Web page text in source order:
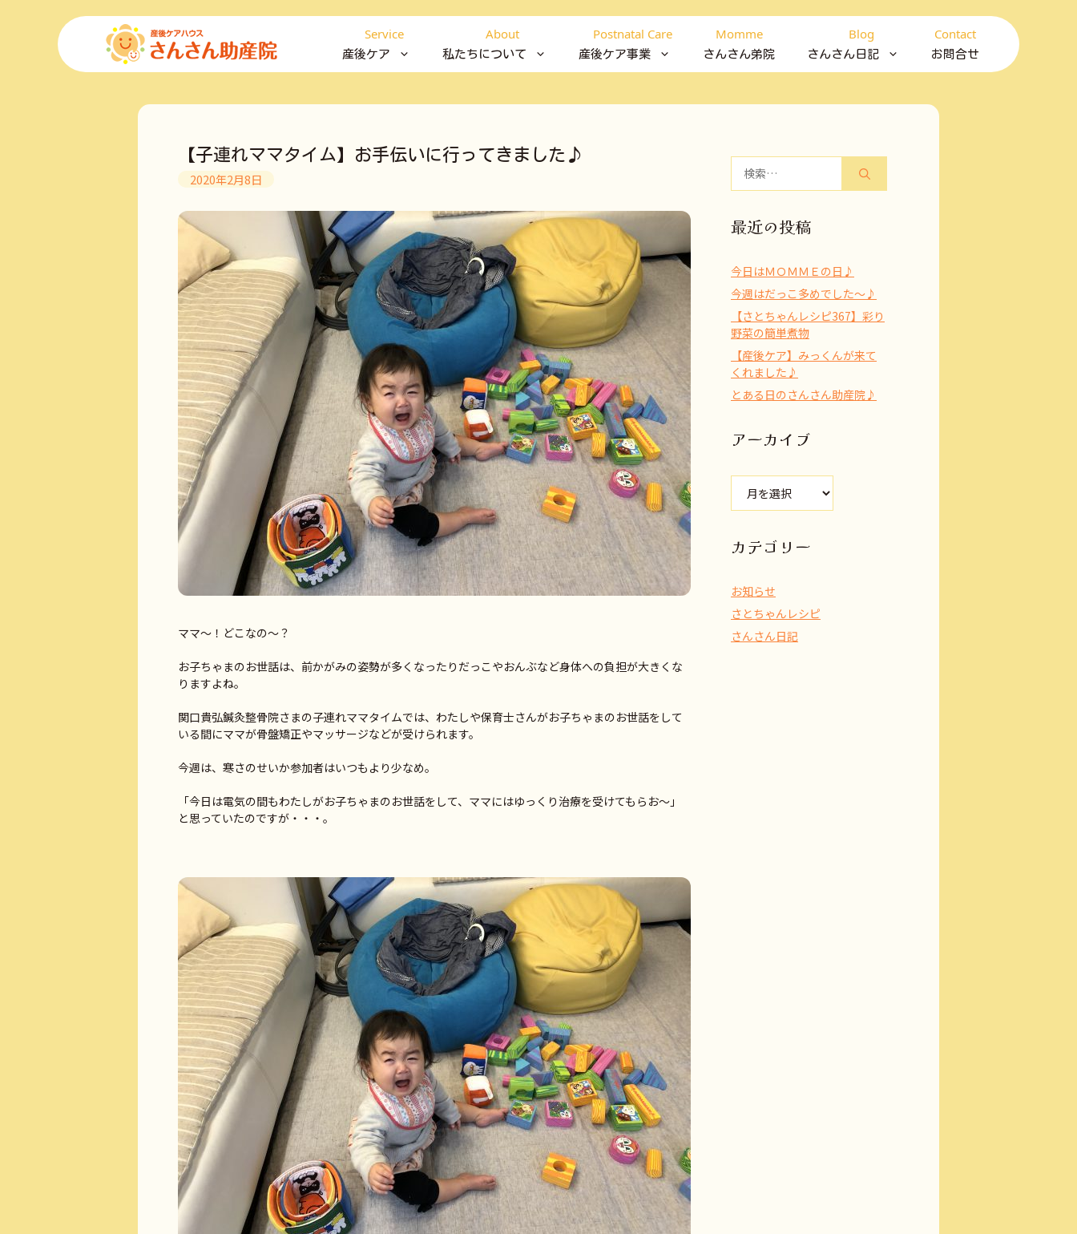
Service
産後ケア
About
私たちについて
Postnatal Care
産後ケア事業
Momme
さんさん弟院
Blog
さんさん日記
Contact
お問合せ
【子連れママタイム】お手伝いに行ってきました♪
2020年2月8日
ママ～！どこなの～？
お子ちゃまのお世話は、前かがみの姿勢が多くなったりだっこやおんぶなど身体への負担が大きくな
りますよね。
関口貴弘鍼灸整骨院さまの子連れママタイムでは、わたしや保育士さんがお子ちゃまのお世話をして
いる間にママが骨盤矯正やマッサージなどが受けられます。
今週は、寒さのせいか参加者はいつもより少なめ。
「今日は電気の間もわたしがお子ちゃまのお世話をして、ママにはゆっくり治療を受けてもらお～」
と思っていたのですが・・・。
最近の投稿
今日はＭＯＭＭＥの日♪
今週はだっこ多めでした～♪
【さとちゃんレシピ367】彩り
野菜の簡単煮物
【産後ケア】みっくんが来て
くれました♪
とある日のさんさん助産院♪
アーカイブ
ブ
カテゴリー
お知らせ
さとちゃんレシピ
さんさん日記